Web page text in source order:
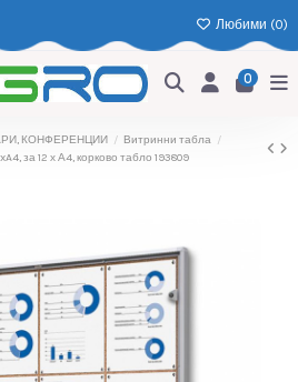
Любими (0)
0
КОНФЕРЕНЦИИ
Витринни табла
за 12 х А4, корково табло 193809